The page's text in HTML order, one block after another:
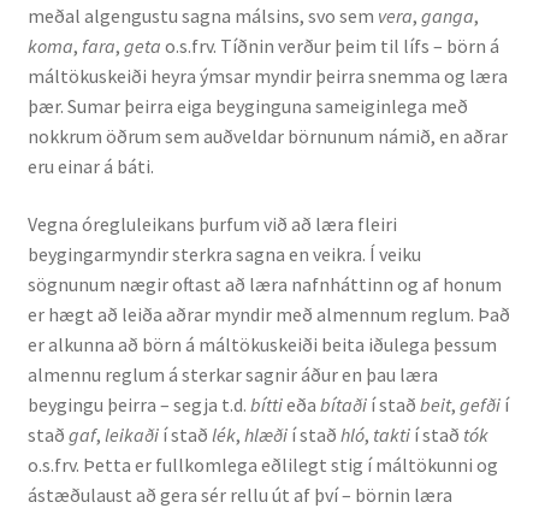
Rannsóknir
Máltækni
Orðalyklar og orðafar
Orðhlutafræði
Samtímasetningafræði
Söguleg setningafræði
Hljóð og hljóðkerfi
Staða íslenskunnar
meðal algengustu sagna málsins, svo sem vera, ganga,
koma, fara, geta o.s.frv. Tíðnin verður þeim til lífs – börn á
máltökuskeiði heyra ýmsar myndir þeirra snemma og læra
þær. Sumar þeirra eiga beyginguna sameiginlega með
nokkrum öðrum sem auðveldar börnunum námið, en aðrar
eru einar á báti.
Vegna óregluleikans þurfum við að læra fleiri
beygingarmyndir sterkra sagna en veikra. Í veiku
sögnunum nægir oftast að læra nafnháttinn og af honum
er hægt að leiða aðrar myndir með almennum reglum. Það
er alkunna að börn á máltökuskeiði beita iðulega þessum
almennu reglum á sterkar sagnir áður en þau læra
beygingu þeirra – segja t.d. bíttieða bítaði í stað beit, gefði í
stað gaf, leikaði í stað lék, hlæði í stað hló, takti í stað tók
o.s.frv. Þetta er fullkomlega eðlilegt stig í máltökunni og
ástæðulaust að gera sér rellu út af því – börnin læra